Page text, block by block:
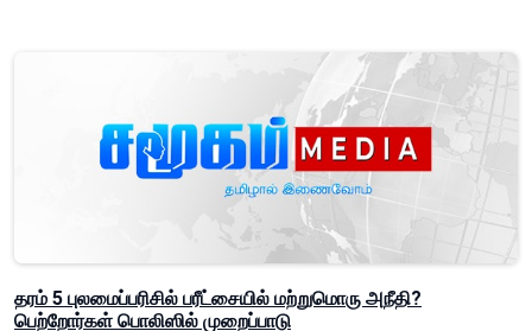
தரம் 5 புலமைப்பரிசில் பரீட்சையில் மற்றுமொரு அநீதி?
பெற்றோர்கள் பொலிஸில் முறைப்பாடு